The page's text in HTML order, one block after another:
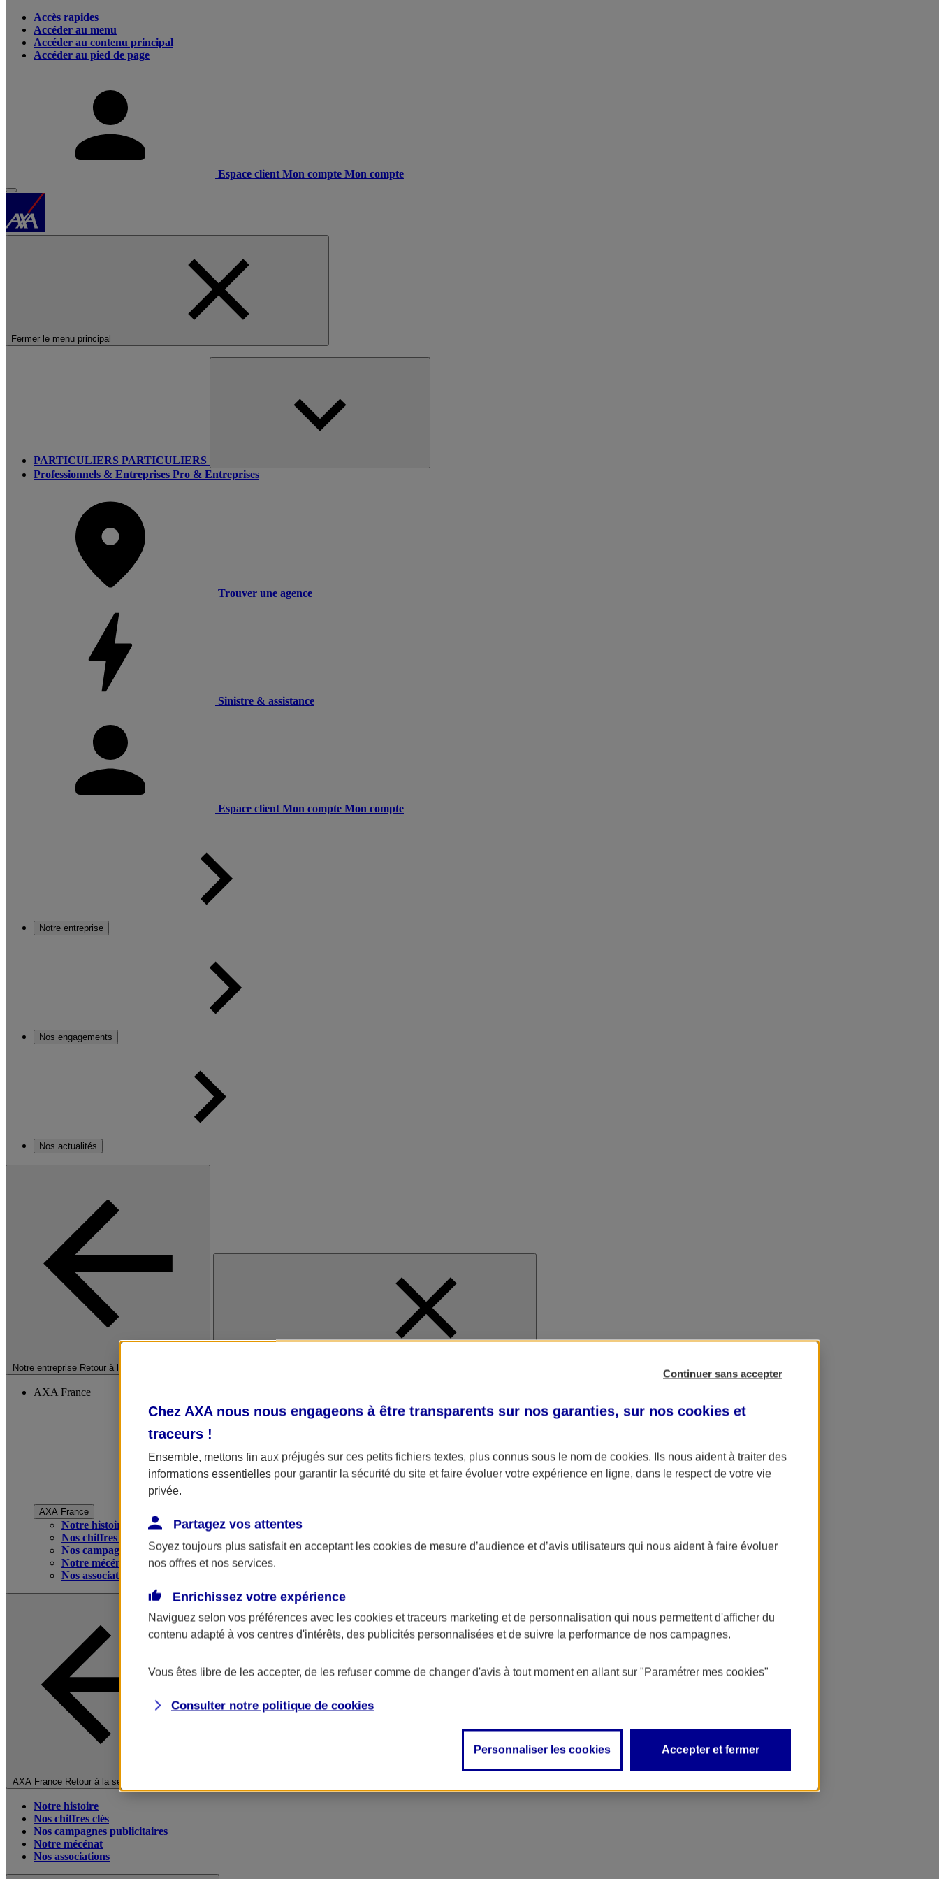
Accès rapides
Accéder au menu
Accéder au contenu principal
Accéder au pied de page
Espace client Mon compte Mon compte
Fermer le menu principal
PARTICULIERS PARTICULIERS
Professionnels & Entreprises Pro & Entreprises
Trouver une agence
Sinistre & assistance
Espace client Mon compte Mon compte
Notre entreprise
Nos engagements
Nos actualités
Notre entreprise Retour à la section précédente
AXA France
AXA France
Notre histoire
Nos chiffres clés
Nos campagnes publicitaires
Notre mécénat
Nos associations
AXA France Retour à la section précédente
Notre histoire
Nos chiffres clés
Nos campagnes publicitaires
Notre mécénat
Nos associations
Continuer sans accepter
Chez AXA nous nous engageons à être transparents sur nos garanties, sur nos cookies et
traceurs !
Ensemble, mettons fin aux préjugés sur ces petits fichiers textes, plus connus sous le nom de cookies. Ils nous aident à traiter des
informations essentielles pour garantir la sécurité du site et faire évoluer votre expérience en ligne, dans le respect de votre vie
privée.
Partagez vos attentes
Soyez toujours plus satisfait en acceptant les cookies de mesure d’audience et d’avis utilisateurs qui nous aident à faire évoluer
nos offres et nos services.
Enrichissez votre expérience
Naviguez selon vos préférences avec les cookies et traceurs marketing et de personnalisation qui nous permettent d'afficher du
contenu adapté à vos centres d'intérêts, des publicités personnalisées et de suivre la performance de nos campagnes.
Vous êtes libre de les accepter, de les refuser comme de changer d'avis à tout moment en allant sur "Paramétrer mes cookies"
Consulter notre politique de cookies
Personnaliser les cookies Accepter et fermer